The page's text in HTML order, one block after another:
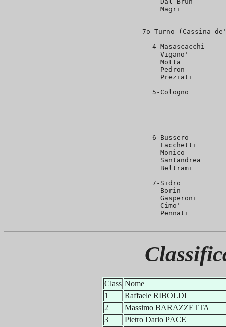
Magri
7o Turno (Cassina
4-Masascacchi
Vigano'
Motta
Pedron
Preziati
5-Cologno
6-Bussero
Facchetti
Monico
Santandrea
Beltrami
7-Sidro
Borin
Gasperoni
Cimo'
Pennati
Class Nome
1
Raffaele RIBOLDI
2
Massimo BARAZZETTA
3
Pietro Dario PACE